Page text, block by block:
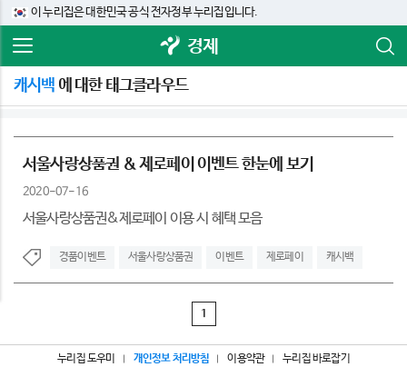
이 누리집은 대한민국 공식 전자정부 누리집입니다.
경제
캐시백 에 대한 태그클라우드
서울사랑상품권 & 제로페이 이벤트 한눈에 보기
2020-07-16
서울사랑상품권&제로페이 이용 시 혜택 모음
경품이벤트 서울사랑상품권 이벤트 제로페이 캐시백
1
누리집 도우미 개인정보 처리방침 이용약관 누리집 바로잡기